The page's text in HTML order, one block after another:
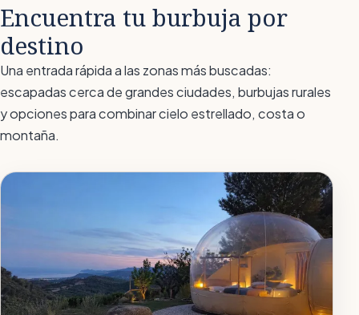
Encuentra tu burbuja por
destino
Una entrada rápida a las zonas más buscadas:
escapadas cerca de grandes ciudades, burbujas rurales
y opciones para combinar cielo estrellado, costa o
montaña.